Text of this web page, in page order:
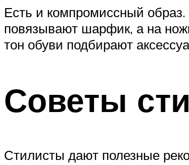
Есть и компромиссный
повязывают шарфик, а на
тон обуви подбирают
Советы
Стилисты дают полезные